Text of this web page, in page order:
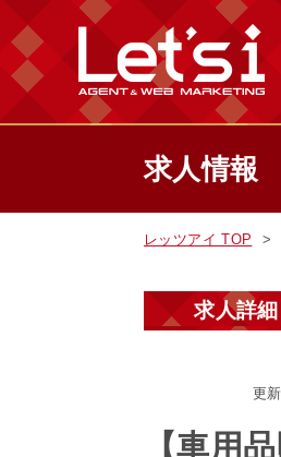
求人情報
レッツアイ TOP